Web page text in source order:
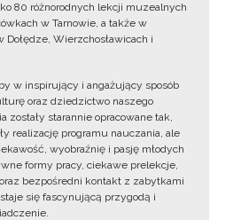
80 różnorodnych lekcji muzealnych
w Tarnowie, a także w
Dołędze, Wierzchosławicach i
by w inspirujący i angażujący sposób
oraz dziedzictwo naszego
zostały starannie opracowane tak,
realizację programu nauczania, ale
wyobraźnię i pasję młodych
formy pracy, ciekawe prelekcje,
bezpośredni kontakt z zabytkami
się fascynującą przygodą i